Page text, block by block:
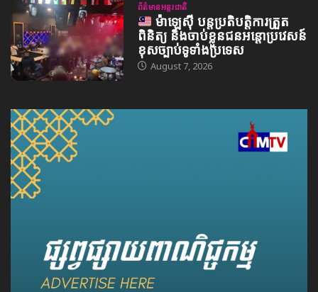
ព័ត៌មានអន្តរជាតិ
ម៉ាឡេស៊ី បន្តប្រតិបត្តិការត្រួត
ពិនិត្យ និងចាប់ខ្លួនជនអន្តោប្រវេសន៍
ខុសច្បាប់ទូទាំងប្រទេស
August 7, 2026